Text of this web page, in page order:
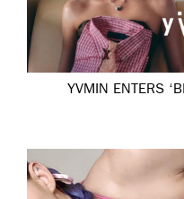
YVMIN ENTERS